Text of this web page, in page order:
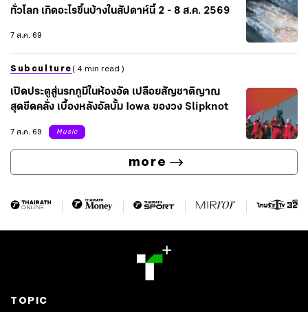
ทั่วโลก เกิดอะไรขึ้นบ้างในสัปดาห์นี้ 2 - 8 ส.ค. 2569
7 ส.ค. 69
Subculture ( 4 min read )
เปิดประตูสู่นรกภูมิในห้องอัด เปลือยสัญชาติญาณ
สุดขีดคลั่ง เบื้องหลังอัลบั้ม Iowa ของวง Slipknot
7 ส.ค. 69
Music
more
TOPIC